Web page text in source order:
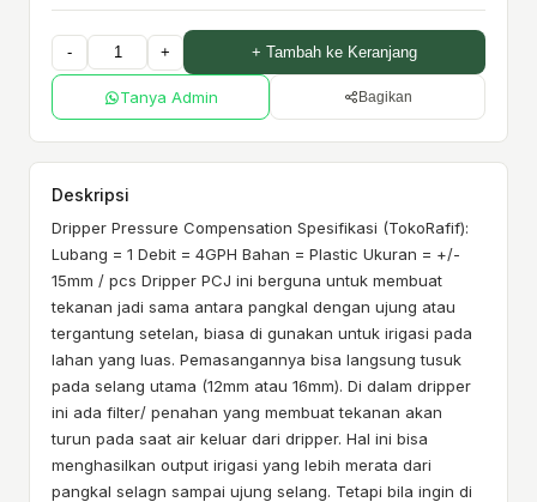
- + + Tambah ke Keranjang
Tanya Admin Bagikan
Deskripsi
Dripper Pressure Compensation Spesifikasi (TokoRafif):
Lubang = 1 Debit = 4GPH Bahan = Plastic Ukuran = +/-
15mm / pcs Dripper PCJ ini berguna untuk membuat
tekanan jadi sama antara pangkal dengan ujung atau
tergantung setelan, biasa di gunakan untuk irigasi pada
lahan yang luas. Pemasangannya bisa langsung tusuk
pada selang utama (12mm atau 16mm). Di dalam dripper
ini ada filter/ penahan yang membuat tekanan akan
turun pada saat air keluar dari dripper. Hal ini bisa
menghasilkan output irigasi yang lebih merata dari
pangkal selagn sampai ujung selang. Tetapi bila ingin di